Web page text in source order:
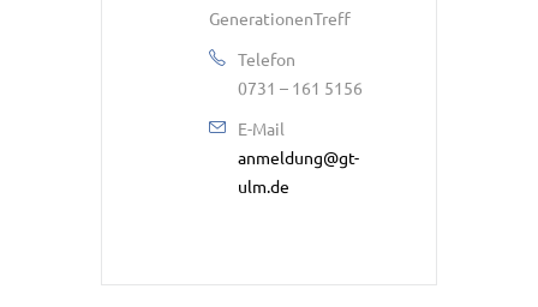
GenerationenTreff
Telefon
0731 – 161 5156
E-Mail
anmeldung@gt-
ulm.de